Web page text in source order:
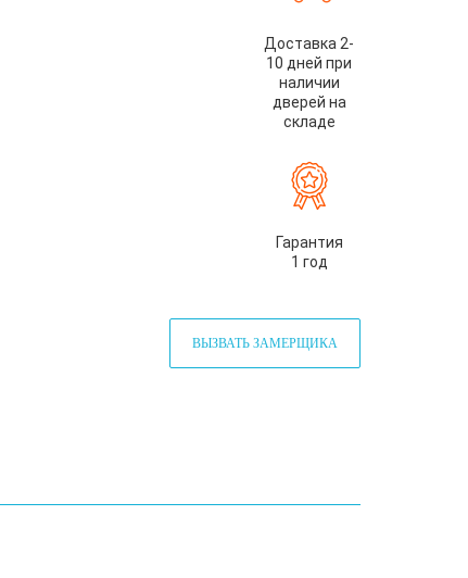
Доставка 2-
10 дней при
наличии
дверей на
складе
Гарантия
1 год
ВЫЗВАТЬ ЗАМЕРЩИКА